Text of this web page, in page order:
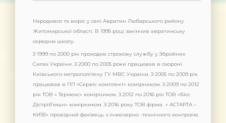
Народився та виріс у селі Авратин Любарського району
Житомирської області. В 1995 році закінчив авратинську
середню школу.
З 1999 по 2000 рік проходив строкову службу у Збройних
Силах України. З 2000 по 2005 роки працював в охороні
Київського метрополітену ГУ МВС України. З 2005 по 2009 рік
працював в ПП «Сервіс комплект» комірником. З 2009 по 2012
рік ТОВ « Термекс» комірником. З 2012 по 2016 рік ТОВ «Бісс
Дістріб’юшн» комірником. З 2016 року ТОВ фірма « АСТАРТА –
КИЇВ» провідний фахівець з інженерно -технічного контролю.